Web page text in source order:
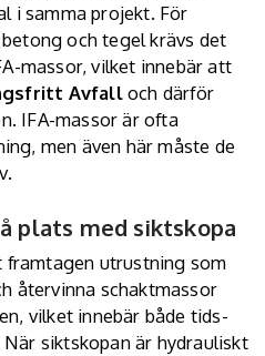
i samma projekt. För
och tegel krävs det
massor, vilket innebär att
Avfalloch därför
IFA-massor är ofta
men även här måste de
plats med siktskopa
framtagen utrustning som
återvinna schaktmassor
vilket innebär både tids-
siktskopan är hydrauliskt